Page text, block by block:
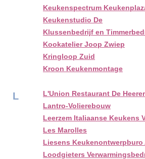
Keukenspectrum
Keukenstudio De
Klussenbedrijf en
Kookatelier Joop Zwiep
Kringloop Zuid
Kroon Keukenmontage
L
L'Union Restaurant De
Lantro-Volierebouw
Leerzem Italiaanse Keukens
Les Marolles
Liesens Keukenontwerpburo
Loodgieters